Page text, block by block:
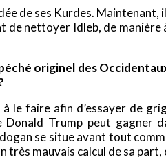
de ses Kurdes. Maintenant,
de nettoyer Idleb, de
originel des
le faire afin d’essayer de
Trump peut gagner
se situe avant tout
mauvais calcul de sa part,